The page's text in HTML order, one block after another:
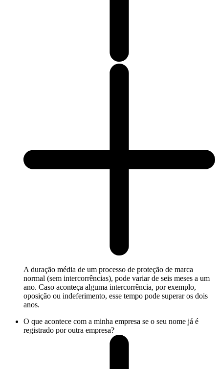
A duração média de um processo de proteção de marca
normal (sem intercorrências), pode variar de seis meses a um
ano. Caso aconteça alguma intercorrência, por exemplo,
oposição ou indeferimento, esse tempo pode superar os dois
anos.
O que acontece com a minha empresa se o seu nome já é
registrado por outra empresa?